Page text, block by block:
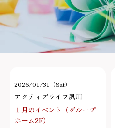
2026/01/31（Sat）
アクティブライフ夙川
１月のイベント（グループ
ホーム2F）